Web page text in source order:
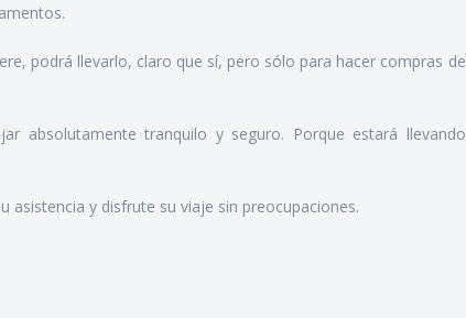
podrá llevarlo, claro que sí, pero sólo para hacer compras de
absolutamente tranquilo y seguro. Porque estará llevando
asistencia y disfrute su viaje sin preocupaciones.